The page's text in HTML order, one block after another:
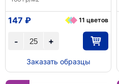
+
-
147 ₽ 11 цветов
Заказать образцы